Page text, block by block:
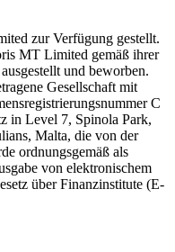
zur Verfügung gestellt.
MT Limited gemäß ihrer
und beworben.
Gesellschaft mit
C
in Level 7, Spinola Park,
Malta, die von der
ordnungsgemäß als
von elektronischem
über Finanzinstitute (E-